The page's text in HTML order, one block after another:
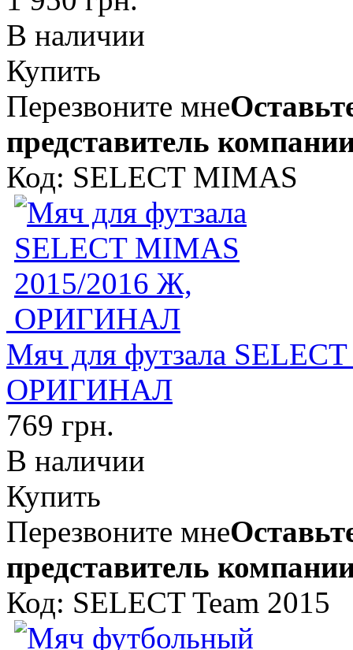
В наличии
Купить
Перезвоните мне
представитель
Код: SELECT MIMAS
Мяч для футзала
ОРИГИНАЛ
769 грн.
В наличии
Купить
Перезвоните мне
представитель
Код: SELECT Team 2015